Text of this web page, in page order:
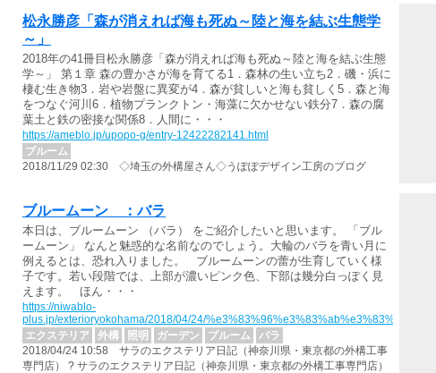
松永勝彦「森が消えれば海も死ぬ～陸と海を結ぶ生態学
～」
2018年の41冊目松永勝彦「森が消えれば海も死ぬ～陸と海を結ぶ生態
学～」 第１章 森の豊かさが海を育てる1．森林の生い立ち2．磯・浜に
棲む生き物3．岩や岩盤に異変が4．森が貧しいと海も貧しく5．森と海
をつなぐ河川6．植物プランクトン・海藻に欠かせない鉄分7．森の腐
葉土と鉄の密接な関係8．人間に・・・
https://ameblo.jp/upopo-g/entry-12422282141.html
ブルーム
2018/11/29 02:30 ◇埼玉の外構屋さん◇うぽぽデザイン工房のブログ
ブルームーン ：バラ
本日は、ブルームーン （バラ） をご紹介したいと思います。 「ブル
ームーン」 なんと魅惑的な名前なのでしょう。大輪のバラを青い月に
例えるとは、恐れ入りました。 ブルームーンの蕾が生育していく様
子です。若い段階では、上部が濃いピンク色、下部は幾分白っぽく見
えます。 ほん・・・
https://niwablo-
plus.jp/exterioryokohama/2018/04/24/
エクステリア
外構 照明 ガーデン ブルーム
バラ
2018/04/24 10:58 サラのエクステリア日記（神奈川県・東京都の外構工事
専門店） ? サラのエクステリア日記（神奈川県・東京都の外構工事専門店）